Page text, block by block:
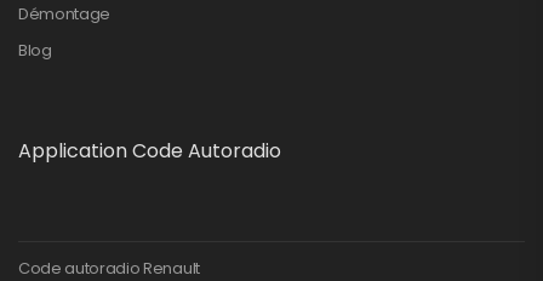
Démontage
Blog
Application Code Autoradio
Code autoradio Renault